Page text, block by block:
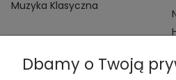
Muzyka Klasyczna
Dbamy o Twoją